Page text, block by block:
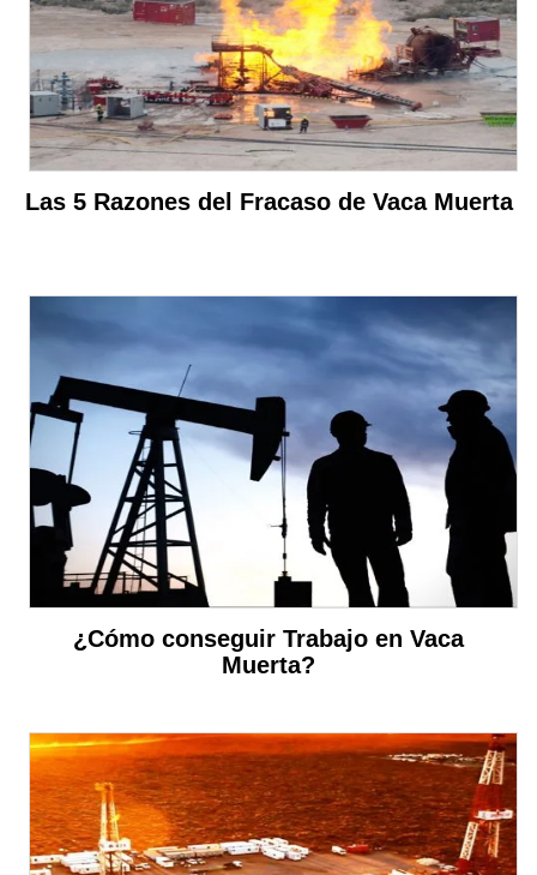
Las 5 Razones del Fracaso de Vaca Muerta
¿Cómo conseguir Trabajo en Vaca
Muerta?